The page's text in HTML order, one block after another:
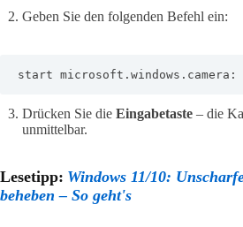
Geben Sie den folgenden Befehl ein:
start microsoft.windows.camera:
Drücken Sie die Eingabetaste – die
unmittelbar.
Lesetipp: Windows 11/10:
beheben – So geht's